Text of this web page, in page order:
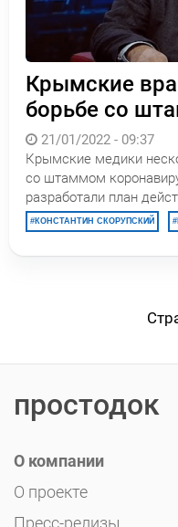
Крымские
борьбе со
21/01/2022 - 09:37
Крымские медики
со штаммом
разработали план
КОНСТАНТИН СКОРУПСКИЙ
простодок
О компании
О проекте
Пресс-релизы